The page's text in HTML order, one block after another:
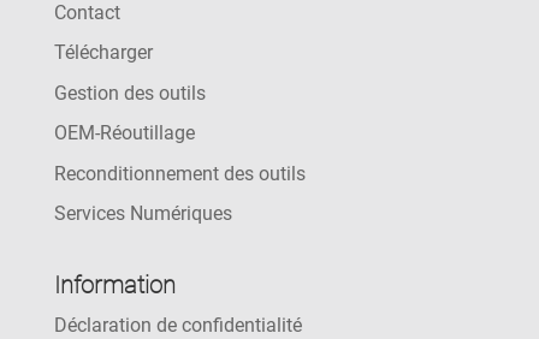
Contact
Télécharger
Gestion des outils
OEM-Réoutillage
Reconditionnement des outils
Services Numériques
Information
Déclaration de confidentialité